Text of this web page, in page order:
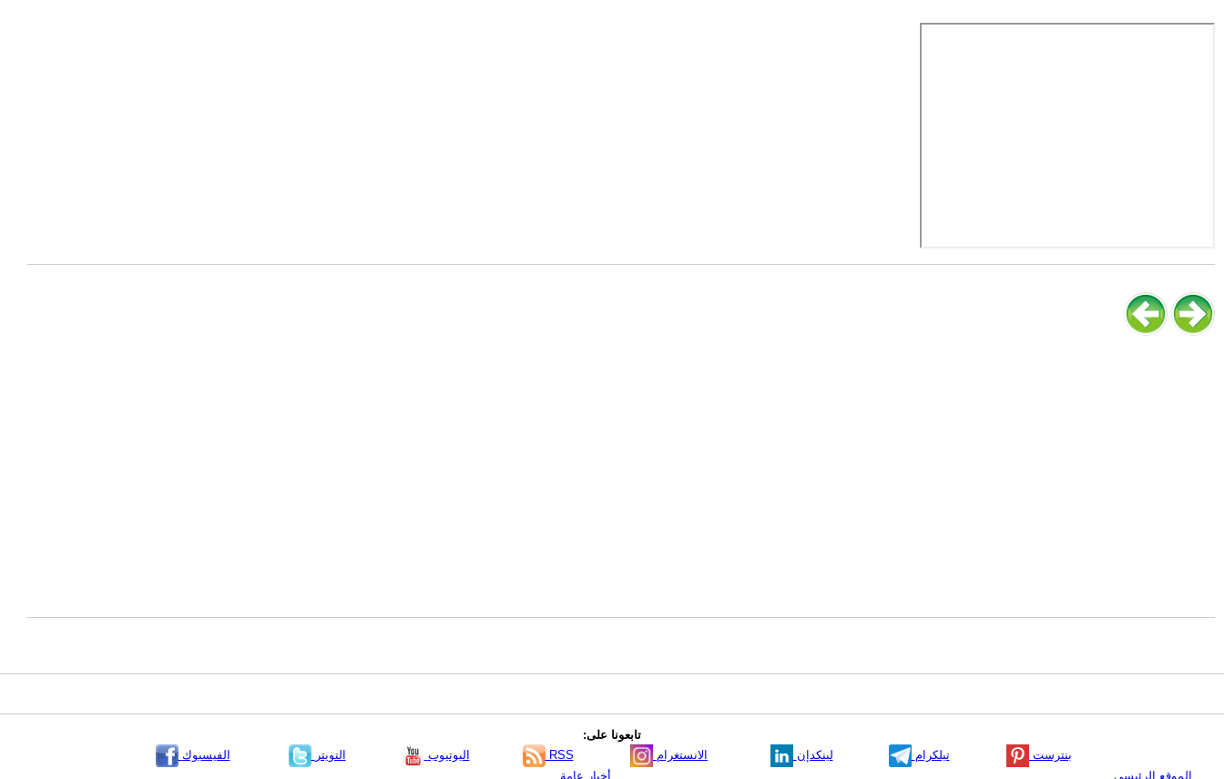
تابعونا على:
الفيسبوك
التويتر اليوتيوب RSS الانستغرام لينكدإن تيلكرام
بنترست
الموقع الرئيسي
أخبار عامة